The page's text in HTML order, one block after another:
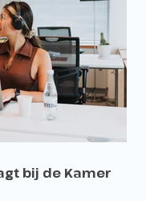
bij de Kamer